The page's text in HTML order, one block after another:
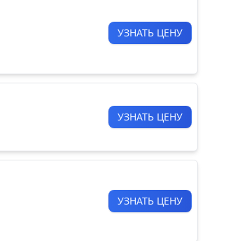
УЗНАТЬ ЦЕНУ
УЗНАТЬ ЦЕНУ
УЗНАТЬ ЦЕНУ